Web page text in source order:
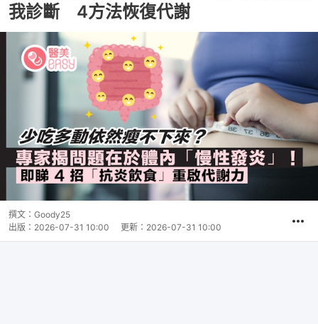
我診斷 4方法恢復代謝
撰文： Goody25
出版： 2026-07-31 10:00 更新： 2026-07-31 10:00